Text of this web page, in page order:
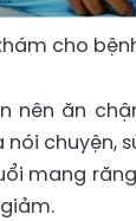
cho
nên ăn
nói
mang